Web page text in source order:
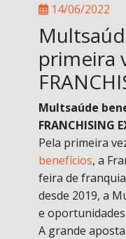
14/06/2022
primeira
Multsaúde
FRANCHISING
Pela primeira
benefícios, a
feira de
desde 2019, a
e
A grande